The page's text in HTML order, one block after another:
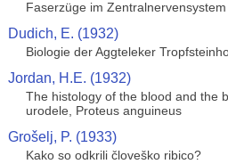
Faserzüge im
Dudich, E. (1932)
Biologie der Aggteleker
Jordan, H.E. (1932)
The histology of the blood and the
urodele, Proteus anguineus
Grošelj, P. (1933)
Kako so odkrili človeško ribico?